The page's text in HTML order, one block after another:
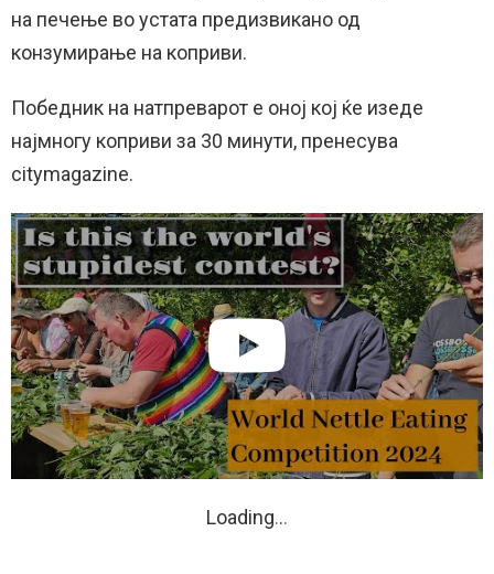
на печење во устата предизвикано од
конзумирање на коприви.
Победник на натпреварот е оној кој ќе изеде
најмногу коприви за 30 минути, пренесува
citymagazine.
Loading...